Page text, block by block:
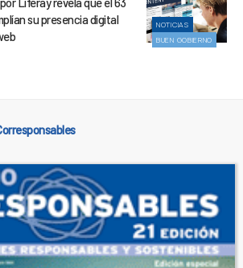
NOTICIAS
BUEN GOBIERNO
su presencia digital